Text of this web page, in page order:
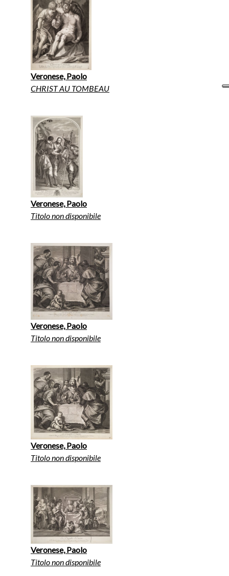
Veronese, Paolo
CHRIST AU TOMBEAU
Veronese, Paolo
Titolo non disponibile
Veronese, Paolo
Titolo non disponibile
Veronese, Paolo
Titolo non disponibile
Veronese, Paolo
Titolo non disponibile